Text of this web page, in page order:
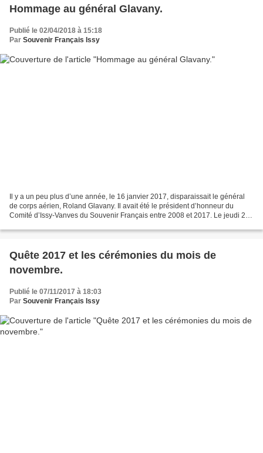
Hommage au général Glavany.
Publié le 02/04/2018 à 15:18
Par Souvenir Français Issy
Il y a un peu plus d’une année, le 16 janvier 2017, disparaissait le général
de corps aérien, Roland Glavany. Il avait été le président d’honneur du
Comité d’Issy-Vanves du Souvenir Français entre 2008 et 2017. Le jeudi 22
Quête 2017 et les cérémonies du mois de
novembre.
Publié le 07/11/2017 à 18:03
Par Souvenir Français Issy